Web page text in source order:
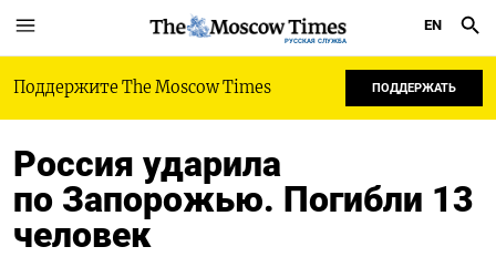
РУССКАЯ СЛУЖБА
EN
Поддержите The Moscow Times ПОДДЕРЖАТЬ
Россия ударила
по Запорожью. Погибли 13
человек